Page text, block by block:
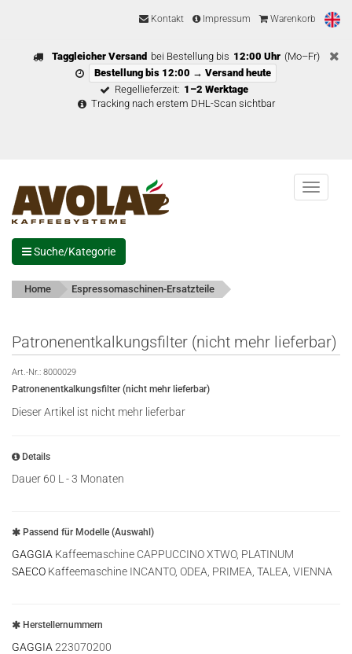
Kontakt Impressum Warenkorb
Taggleicher Versand bei Bestellung bis 12:00 Uhr (Mo–Fr)
Bestellung bis 12:00 → Versand heute
Regellieferzeit: 1–2 Werktage
Tracking nach erstem DHL-Scan sichtbar
Menu
Suche/Kategorie
Home Espressomaschinen-Ersatzteile
Patronenentkalkungsfilter (nicht mehr lieferbar)
Art.-Nr.: 8000029
Patronenentkalkungsfilter (nicht mehr lieferbar)
Dieser Artikel ist nicht mehr lieferbar
Details
Dauer 60 L - 3 Monaten
Passend für Modelle (Auswahl)
GAGGIA Kaffeemaschine CAPPUCCINO XTWO, PLATINUM
SAECO Kaffeemaschine INCANTO, ODEA, PRIMEA, TALEA, VIENNA
Herstellernummern
GAGGIA 223070200